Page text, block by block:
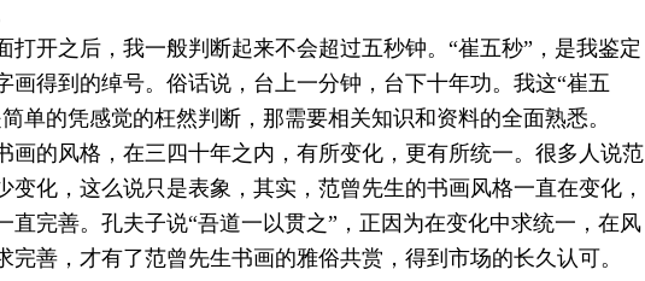
打开之后，我一般判断起来不会超过五秒钟。“崔五秒”，是我鉴定
画得到的绰号。俗话说，台上一分钟，台下十年功。我这“崔五
单的凭感觉的枉然判断，那需要相关知识和资料的全面熟悉。
画的风格，在三四十年之内，有所变化，更有所统一。很多人说范
变化，这么说只是表象，其实， 范曾先生的书画风格一直在变化，
直完善。孔夫子说“吾道一以贯之”，正因为在变化中求统一，在风
完善，才有了范曾先生书画的雅俗共赏，得到市场的长久认可。